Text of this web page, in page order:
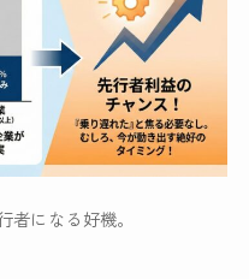
者になる好機。